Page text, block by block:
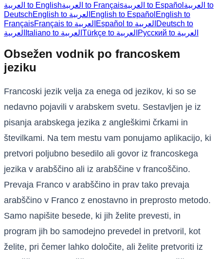
العربية to English العربية to Français العربية to Español العربية to
Deutsch
English to العربية English to Español English to
Français
Français to العربية Español to العربية Deutsch to
العربية
Italiano to العربية Türkçe to العربية Русский to العربية
Obsežen vodnik po francoskem
jeziku
Francoski jezik velja za enega od jezikov, ki so se
nedavno pojavili v arabskem svetu. Sestavljen je iz
pisanja arabskega jezika z angleškimi črkami in
številkami. Na tem mestu vam ponujamo aplikacijo, ki
pretvori poljubno besedilo ali govor iz francoskega
jezika v arabščino ali iz arabščine v francoščino.
Prevaja Franco v arabščino in prav tako prevaja
arabščino v Franco z enostavno in preprosto metodo.
Samo napišite besede, ki jih želite prevesti, in
program jih bo samodejno prevedel in pretvoril, kot
želite, pri čemer lahko določite, ali želite pretvoriti iz